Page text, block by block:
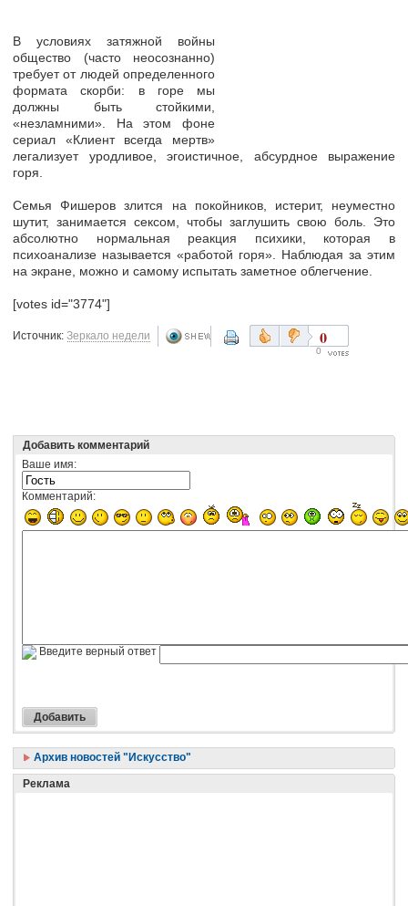
В условиях затяжной войны
общество (часто неосознанно)
требует от людей определенного
формата скорби: в горе мы
должны быть стойкими,
«незламними». На этом фоне
сериал «Клиент всегда мертв»
легализует уродливое, эгоистичное, абсурдное выражение
горя.
Семья Фишеров злится на покойников, истерит, неуместно
шутит, занимается сексом, чтобы заглушить свою боль. Это
абсолютно нормальная реакция психики, которая в
психоанализе называется «работой горя». Наблюдая за этим
на экране, можно и самому испытать заметное облегчение.
[votes id="3774"]
Источник: Зеркало недели 0
0
Добавить комментарий
Ваше имя:
Комментарий:
Введите верный ответ
Архив новостей "Искусство"
Реклама